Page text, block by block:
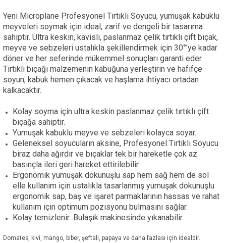
Yeni Microplane Profesyonel Tırtıklı Soyucu, yumuşak kabuklu
meyveleri soymak için ideal, zarif ve dengeli bir tasarıma
sahiptir. Ultra keskin, kavisli, paslanmaz çelik tırtıklı çift bıçak,
meyve ve sebzeleri ustalıkla şekillendirmek için 30°'ye kadar
döner ve her seferinde mükemmel sonuçları garanti eder.
Tırtıklı bıçağı malzemenin kabuğuna yerleştirin ve hafifçe
soyun, kabuk hemen çıkacak ve haşlama ihtiyacı ortadan
kalkacaktır.
Kolay soyma için ultra keskin paslanmaz çelik tırtıklı çift
bıçağa sahiptir.
Yumuşak kabuklu meyve ve sebzeleri kolayca soyar.
Geleneksel soyucuların aksine, Profesyonel Tırtıklı Soyucu
biraz daha ağırdır ve bıçaklar tek bir hareketle çok az
basınçla ileri geri hareket ettirilebilir.
Ergonomik yumuşak dokunuşlu sap hem sağ hem de sol
elle kullanım için ustalıkla tasarlanmış yumuşak dokunuşlu
ergonomik sap, baş ve işaret parmaklarının hassas ve rahat
kullanım için optimum pozisyonu bulmasını sağlar.
Kolay temizlenir: Bulaşık makinesinde yıkanabilir.
Domates, kivi, mango, biber, şeftali, papaya ve daha fazlası için idealdir.